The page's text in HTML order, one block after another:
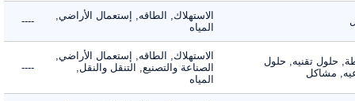
الاستهلاك, الطاقه, إستعمال الأراضي,
المياه
----
حلول تقنيه, حلول
مشاكل
الاستهلاك, الطاقه, إستعمال الأراضي,
الصناعة والتصنيع, التنقل والنقل,
المياه
----